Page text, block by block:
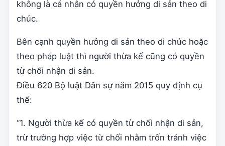
không là cá nhân có quyền hưởng di sản theo di
chúc.
Bên cạnh quyền hưởng di sản theo di chúc hoặc
theo pháp luật thì người thừa kế cũng có quyền
từ chối nhận di sản.
Điều 620 Bộ luật Dân sự năm 2015 quy định cụ
thể:
“1. Người thừa kế có quyền từ chối nhận di sản,
trừ trường hợp việc từ chối nhằm trốn tránh việc